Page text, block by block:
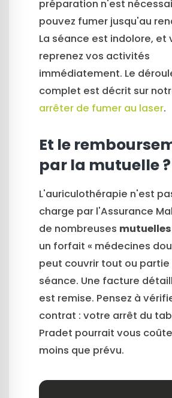
préparation n'est
pouvez fumer jusqu'au
La séance est indolore, et
reprenez vos activités
immédiatement. Le
complet est décrit sur
arrêter de fumer au laser.
Et le
par la mutuelle ?
L'auriculothérapie n'est
charge par l'Assurance
de nombreuses mutuelles
un forfait « médecines
peut couvrir tout ou partie
séance. Une facture
est remise. Pensez à
contrat : votre arrêt du
Pradet pourrait vous
moins que prévu.